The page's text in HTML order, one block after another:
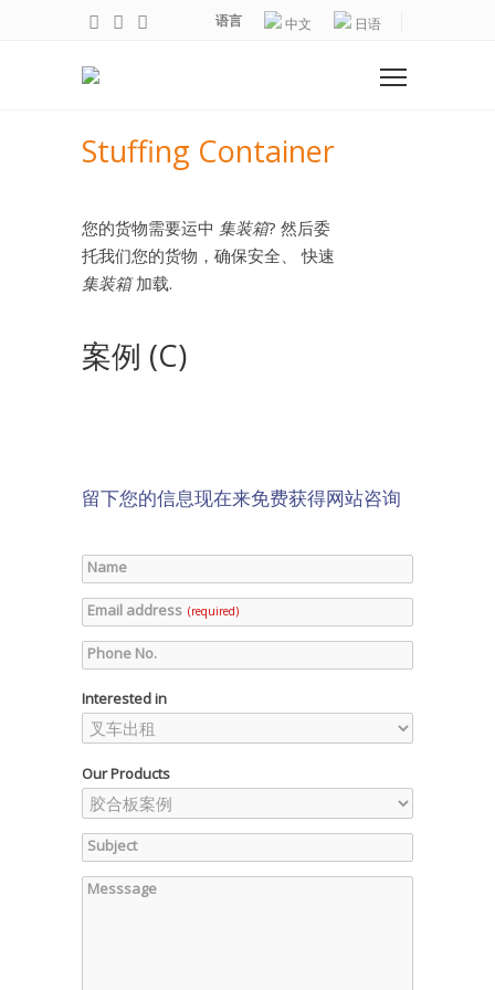
语言 中文 日语
Stuffing Container
您的货物需要运中 集装箱? 然后委
托我们您的货物，确保安全、 快速
集装箱加载.
案例 (C)
留下您的信息现在来免费获得网站咨询
Name
Email address (required)
Phone No.
Interested in
Our Products
Subject
Messsage